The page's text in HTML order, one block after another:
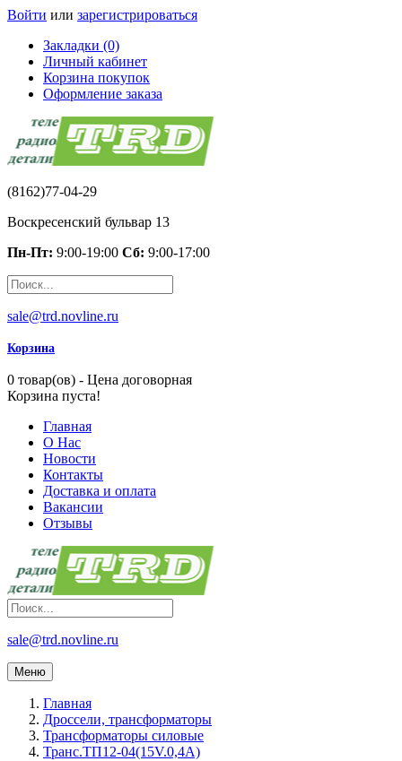
Войти или зарегистрироваться
Закладки (0)
Личный кабинет
Корзина покупок
Оформление заказа
(8162)77-04-29
Воскресенский бульвар 13
Пн-Пт: 9:00-19:00 Сб: 9:00-17:00
sale@trd.novline.ru
Корзина
0 товар(ов) - Цена договорная
Корзина пуста!
Главная
О Нас
Новости
Контакты
Доставка и оплата
Вакансии
Отзывы
sale@trd.novline.ru
Меню
Главная
Дроссели, трансформаторы
Трансформаторы силовые
Транс.ТП12-04(15V.0,4А)